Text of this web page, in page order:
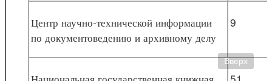
Центр научно-технической информации
по документоведению и архивному делу
9
Вверх